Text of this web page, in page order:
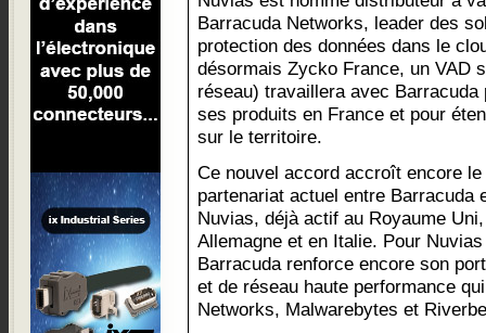
Barracuda Networks, leader des
protection des données dans le
désormais Zycko France, un VAD
réseau) travaillera avec
ses produits en France et pour
sur le territoire.
Ce nouvel accord accroît encore le
partenariat actuel entre Barracuda
Nuvias, déjà actif au Royaume
Allemagne et en Italie. Pour
Barracuda renforce encore son
et de réseau haute performance
Networks, Malwarebytes et